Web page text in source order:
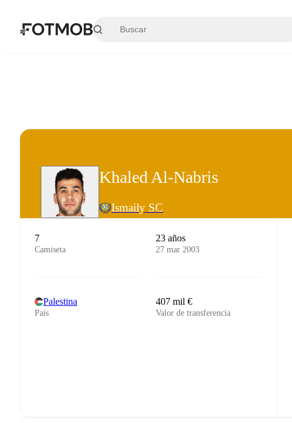
Khaled Al-Nabris
Ismaily SC
7
Camiseta
23 años
27 mar 2003
Palestina
País
407 mil €
Valor de transferencia